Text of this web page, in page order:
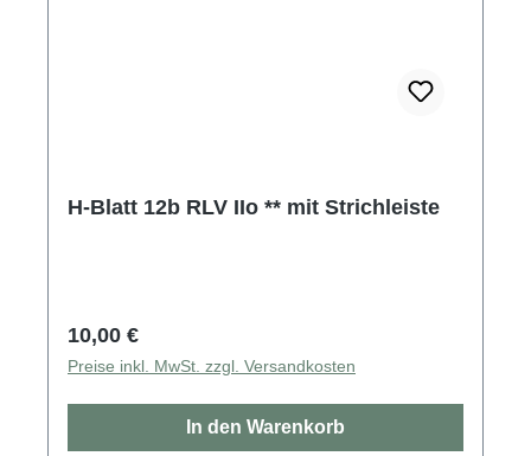
H-Blatt 12b RLV IIo ** mit Strichleiste
Regulärer Preis:
10,00 €
Preise inkl. MwSt. zzgl. Versandkosten
In den Warenkorb